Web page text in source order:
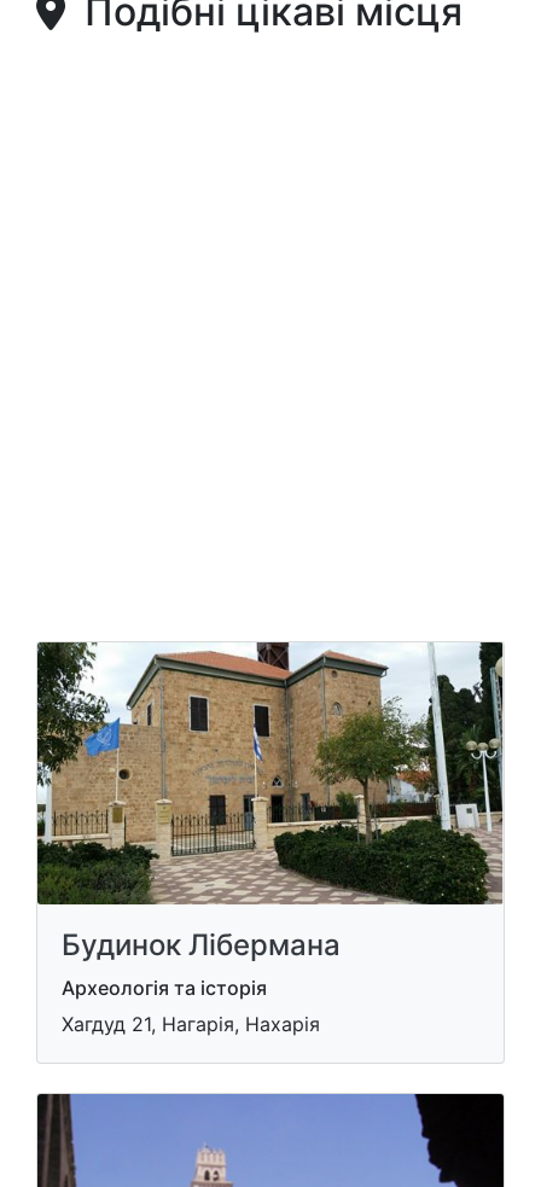
Подібні цікаві місця
Будинок Лібермана
Археологія та історія
Хагдуд 21, Нагарія, Нахарія